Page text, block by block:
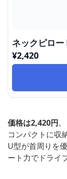
ネックピロ
¥2,420
価格は2,420円。
コンパクトに収
U型が首周りを
ート力でドライ